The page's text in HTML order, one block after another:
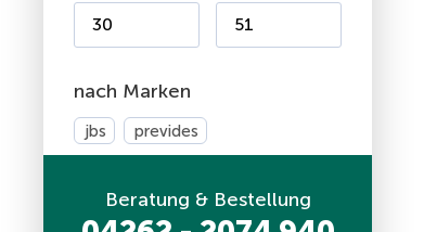
nach Marken
jbs prevides
Beratung & Bestellung